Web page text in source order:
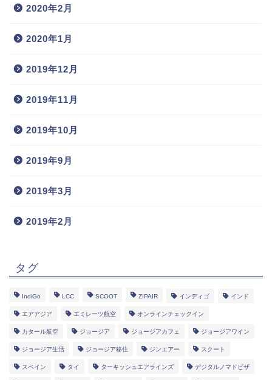
2020年2月
2020年1月
2019年12月
2019年11月
2019年10月
2019年9月
2019年3月
2019年2月
タグ
IndiGo LCC SCOOT ZIPAIR インディゴ インド
エアアジア エミレーツ航空 オンラインチェックイン
カタール航空 ジョージア ジョージアカフェ ジョージアワイン
ジョージア生活 ジョージア移住 ジンエアー スクート
スペイン タイ ターキッシュエアラインズ デジタルノマドビザ